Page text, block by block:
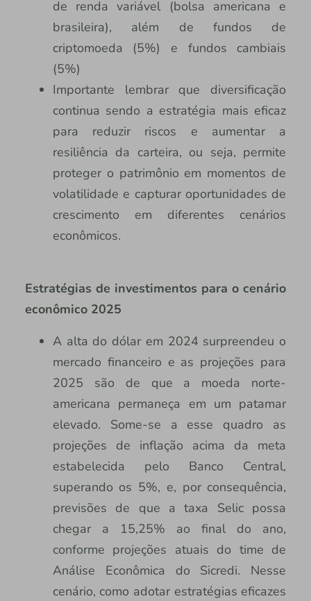
de renda variável (bolsa americana e
brasileira), além de fundos de
criptomoeda (5%) e fundos cambiais
(5%)
Importante lembrar que diversificação
continua sendo a estratégia mais eficaz
para reduzir riscos e aumentar a
resiliência da carteira, ou seja, permite
proteger o patrimônio em momentos de
volatilidade e capturar oportunidades de
crescimento em diferentes cenários
econômicos.
Estratégias de investimentos para o cenário
econômico 2025
A alta do dólar em 2024 surpreendeu o
mercado financeiro e as projeções para
2025 são de que a moeda norte-
americana permaneça em um patamar
elevado. Some-se a esse quadro as
projeções de inflação acima da meta
estabelecida pelo Banco Central,
superando os 5%, e, por consequência,
previsões de que a taxa Selic possa
chegar a 15,25% ao final do ano,
conforme projeções atuais do time de
Análise Econômica do Sicredi. Nesse
cenário, como adotar estratégias eficazes